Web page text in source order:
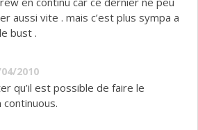
aussi vite . mais c’est plus sympa a
bust .
2010
qu’il est possible de faire le